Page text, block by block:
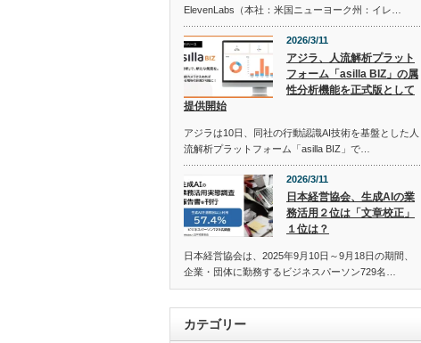
ElevenLabs（本社：米国ニューヨーク州：イレ…
2026/3/11
アジラ、人流解析プラット
フォーム「asilla BIZ」の属
性分析機能を正式版として
提供開始
アジラは10日、同社の行動認識AI技術を基盤とした人
流解析プラットフォーム「asilla BIZ」で…
2026/3/11
日本経営協会、生成AIの業
務活用２位は「文章校正」
１位は？
日本経営協会は、2025年9月10日～9月18日の期間、
企業・団体に勤務するビジネスパーソン729名…
カテゴリー